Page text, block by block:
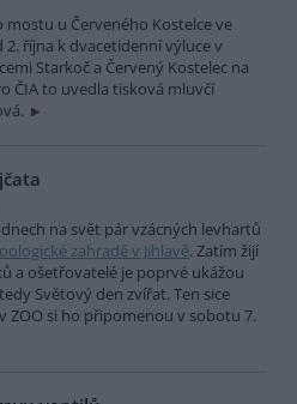
u Červeného Kostelce ve
října k dvacetidenní výluce v
Starkoč a Červený Kostelec na
ČIA to uvedla tisková mluvčí
na svět pár vzácných levhartů
zahradě v Jihlavě. Zatím žijí
a ošetřovatelé je poprvé ukážou
Světový den zvířat. Ten sice
ZOO si ho připomenou v sobotu 7.